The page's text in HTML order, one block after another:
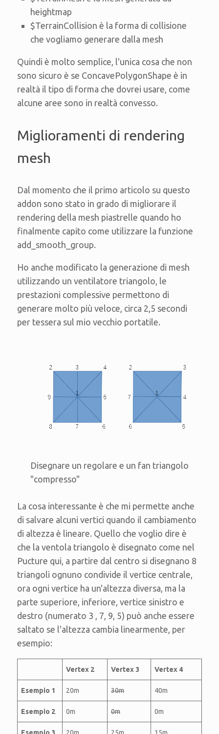
heightmap
$TerrainCollision è la forma di collisione
che vogliamo generare dalla mesh
Quindi è molto semplice, l'unica cosa che non
sono sicuro è se ConcavePolygonShape è in
realtà il tipo di forma che dovrei usare, come
alcune aree sono in realtà convesso.
Miglioramenti di rendering
mesh
Dal momento che il primo articolo su questo
addon sono stato in grado di migliorare il
rendering della mesh piastrelle quando ho
finalmente capito come utilizzare la funzione
add_smooth_group.
Ho anche modificato la generazione di mesh
utilizzando un ventilatore triangolo, le
prestazioni complessive permettono di
generare molto più veloce, circa 2,5 secondi
per tessera sul mio vecchio portatile.
Disegnare un regolare e un fan triangolo
"compresso"
La cosa interessante è che mi permette anche
di salvare alcuni vertici quando il cambiamento
di altezza è lineare. Quello che voglio dire è
che la ventola triangolo è disegnato come nel
Pucture qui, a partire dal centro si disegnano 8
triangoli ognuno condivide il vertice centrale,
ora ogni vertice ha un'altezza diversa, ma la
parte superiore, inferiore, vertice sinistro e
destro (numerato 3 , 7, 9, 5) può anche essere
saltato se l'altezza cambia linearmente, per
esempio:
Vertex 2 Vertex 3 Vertex 4
Esempio 1 20m 30m 40m
Esempio 2 0m 0m 0m
Esempio 3 20m 25m 15m